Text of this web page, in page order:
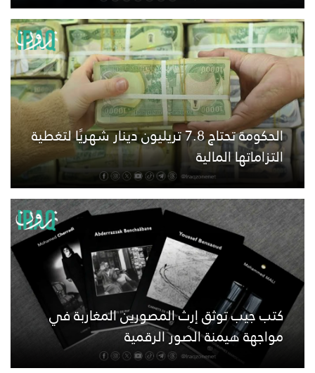
الحكومة تحتاج 7.8 تريليون دينار شهريًا لتغطية
التزاماتها المالية
كتب جيب توثق إرث المصورين المغاربة في
مواجهة هيمنة الصور الرقمية